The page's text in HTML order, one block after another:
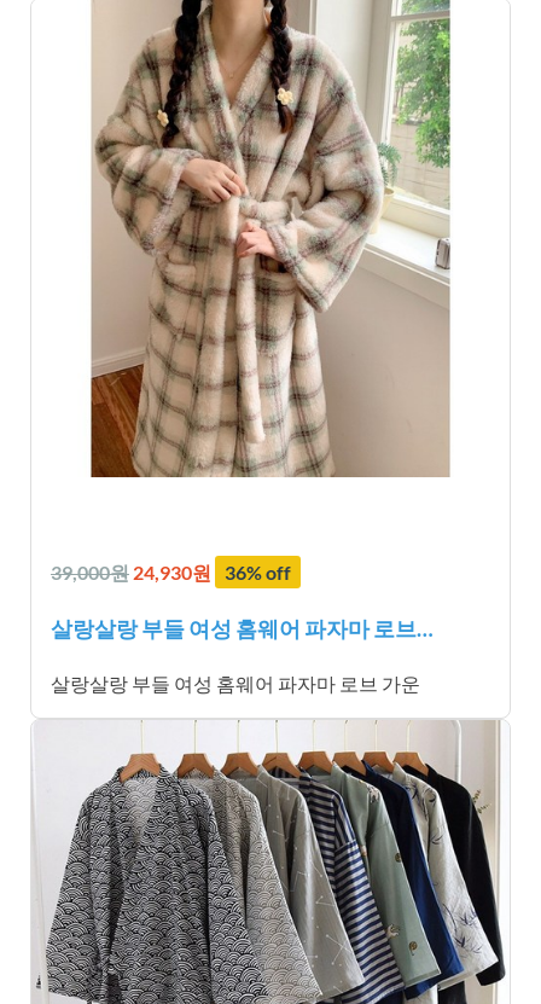
39,000원 24,930원 36% off
살랑살랑 부들 여성 홈웨어 파자마 로브…
살랑살랑 부들 여성 홈웨어 파자마 로브 가운